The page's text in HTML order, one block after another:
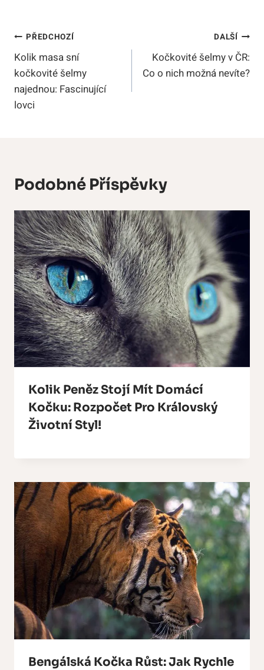
Navigace
Pro
Příspěvek
PŘEDCHOZÍ
Kolik masa sní
kočkovité šelmy
najednou: Fascinující
lovci
DALŠÍ
Kočkovité šelmy v ČR:
Co o nich možná nevíte?
Podobné Příspěvky
Kolik Peněz Stojí Mít Domácí
Kočku: Rozpočet Pro Královský
Životní Styl!
Bengálská Kočka Růst: Jak Rychle